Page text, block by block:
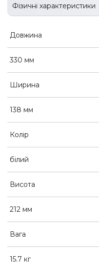
Фізичні характеристики
Довжина
330 мм
Ширина
138 мм
Колір
білий
Висота
212 мм
Вага
15.7 кг